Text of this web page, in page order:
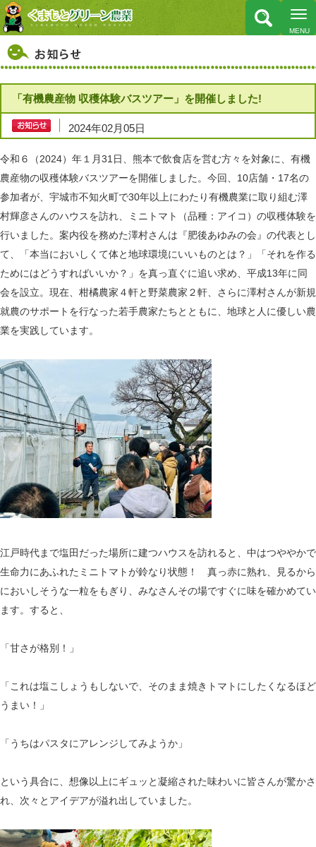
「有機農産物 収穫体験バスツアー」を開催しました!
2024年02月05日
令和６（2024）年１月 31 日、熊本で飲食店を営む方々を対象に、有機
農産物の収穫体験バスツアーを開催しました。今回、 10店舗・ 17名の
参加者が、宇城市不知火町で30年以上にわたり有機農業に取り組む澤
村輝彦さんのハウスを訪れ、ミニトマト（品種：アイコ）の収穫体験を
行いました。案内役を務めた澤村さんは『肥後あゆみの会』の代表とし
て、「本当においしくて体と地球環境にいいものとは？」「それを作る
ためにはどうすればいいか？」を真っ直ぐに追い求め、平成13年に同
会を設立。現在、柑橘農家４軒と野菜農家２軒、さらに澤村さんが新規
就農のサポートを行なった若手農家たちとともに、地球と人に優しい農
業を実践しています。
江戸時代まで塩田だった場所に建つハウスを訪れると、中はつややかで
生命力にあふれたミニトマトが鈴なり状態！ 真っ赤に熟れ、見るから
においしそうな一粒をもぎり、みなさんその場ですぐに味を確かめてい
ます。すると、
「甘さが格別！」
「これは塩こしょうもしないで、そのまま焼きトマトにしたくなるほど
うまい！」
「うちはパスタにアレンジしてみようか」
という具合に、想像以上にギュッと凝縮された味わいに皆さんが驚かさ
れ、次々とアイデアが溢れ出していました。